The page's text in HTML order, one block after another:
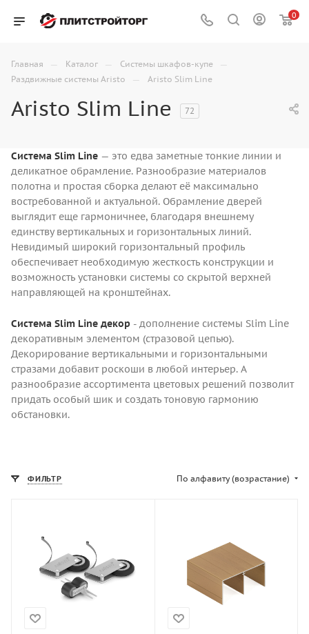
0
Главная — Каталог — Системы шкафов-купе —
Раздвижные системы Aristo — Aristo Slim Line
Aristo Slim Line 72
Система Slim Line — это едва заметные тонкие линии и
деликатное обрамление. Разнообразие материалов
полотна и простая сборка делают её максимально
востребованной и актуальной. Обрамление дверей
выглядит еще гармоничнее, благодаря внешнему
единству вертикальных и горизонтальных линий.
Невидимый широкий горизонтальный профиль
обеспечивает необходимую жесткость конструкции и
возможность установки системы со скрытой верхней
направляющей на кронштейнах.
Система Slim Line декор - дополнение системы Slim Line
декоративным элементом (стразовой цепью).
Декорирование вертикальными и горизонтальными
стразами добавит роскоши в любой интерьер. А
разнообразие ассортимента цветовых решений позволит
придать особый шик и создать тоновую гармонию
обстановки.
ФИЛЬТР По алфавиту (возрастание)